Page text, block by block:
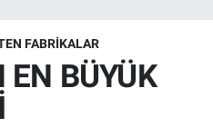
FABRIKALAR
EN BÜYÜK